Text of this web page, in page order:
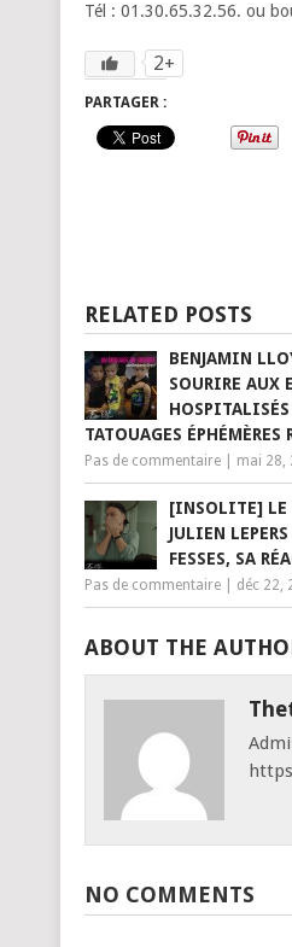
Tél : 01.30.65.32.56. ou
2+
PARTAGER :
RELATED POSTS
BENJAMIN
SOURIRE AUX
HOSPITALISÉS
TATOUAGES ÉPHÉMÈRES
Pas de commentaire mai 28,
[INSOLITE] LE
JULIEN
FESSES, SA
Pas de commentaire déc 22,
ABOUT THE
NO COMMENTS